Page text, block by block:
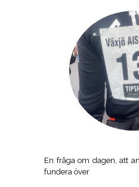
En fråga om dagen, att
fundera över